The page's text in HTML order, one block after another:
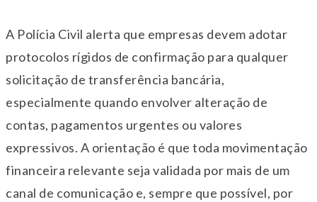
A Polícia Civil alerta que empresas devem adotar
protocolos rígidos de confirmação para qualquer
solicitação de transferência bancária,
especialmente quando envolver alteração de
contas, pagamentos urgentes ou valores
expressivos. A orientação é que toda movimentação
financeira relevante seja validada por mais de um
canal de comunicação e, sempre que possível, por